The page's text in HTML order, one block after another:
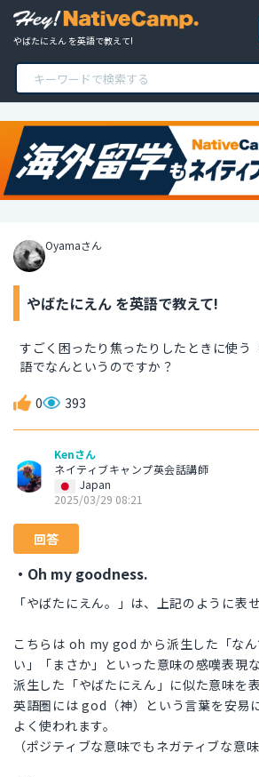
やばたにえん を英語で教えて!
Oyamaさん
やばたにえん を英語で教えて!
すごく困ったり焦ったりしたときに使う
語でなんというのですか？
0 393
Kenさん
ネイティブキャンプ英会話講師
Japan
2025/03/29 08:21
回答
・Oh my goodness.
「やばたにえん。」は、上記のように表せ
こちらは oh my god から派生した「な
い」「まさか」といった意味の感嘆表現
派生した「やばたにえん」に似た意味を表
英語圏には god（神）という言葉を安易
よく使われます。
（ポジティブな意味でもネガティブな意